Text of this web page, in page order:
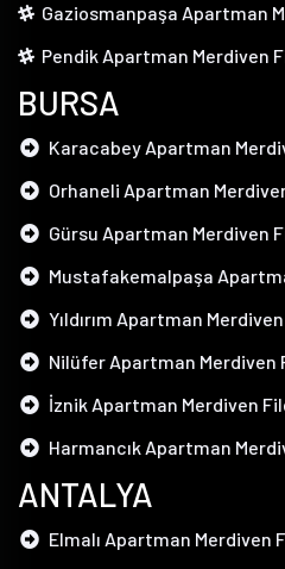
Gaziosmanpaşa Apartman
Pendik Apartman Merdiven
BURSA
Karacabey Apartman
Orhaneli Apartman
Gürsu Apartman Merdiven
Mustafakemalpaşa
Yıldırım Apartman
Nilüfer Apartman Merdiven
İznik Apartman Merdiven
Harmancık Apartman
ANTALYA
Elmalı Apartman Merdiven